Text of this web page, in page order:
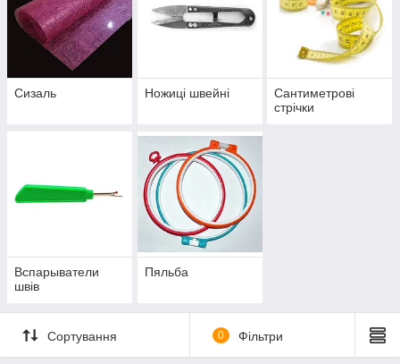
Сизаль Ножиці швейні
Сантиметрові
стрічки
Вспарыватели
швів
Пяльба
Сортування 0 Фільтри